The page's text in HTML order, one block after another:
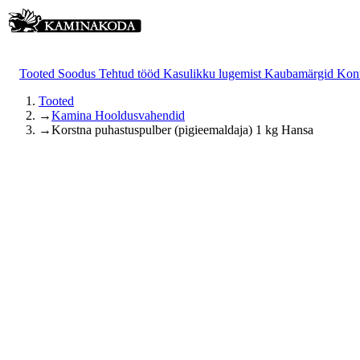
Tooted Soodus Tehtud tööd Kasulikku lugemist Kaubamärgid
Tooted
→Kamina Hooldusvahendid
→Korstna puhastuspulber (pigieemaldaja) 1 kg Hansa